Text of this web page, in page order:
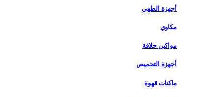
أجهزة الطهي
مكاوي
مواكين حلاقة
أجهزة التحميص
ماكنات قهوة